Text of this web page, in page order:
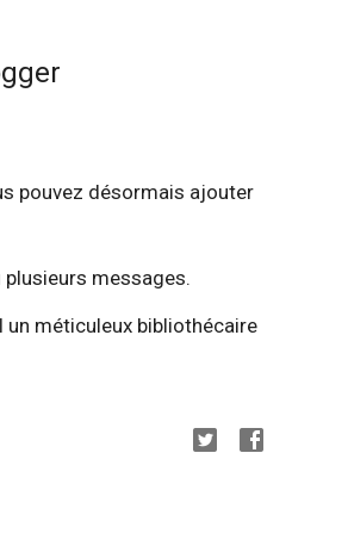
pouvez désormais ajouter
plusieurs messages.
méticuleux bibliothécaire